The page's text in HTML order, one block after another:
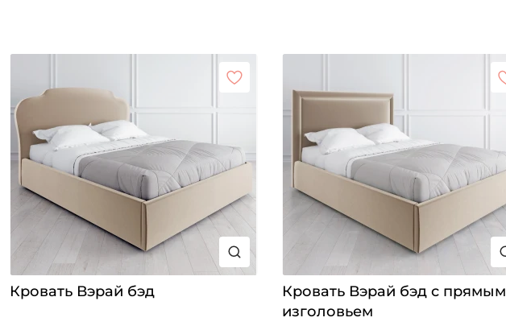
Кровать Вэрай бэд
Кровать Вэрай бэд с прямым
изголовьем